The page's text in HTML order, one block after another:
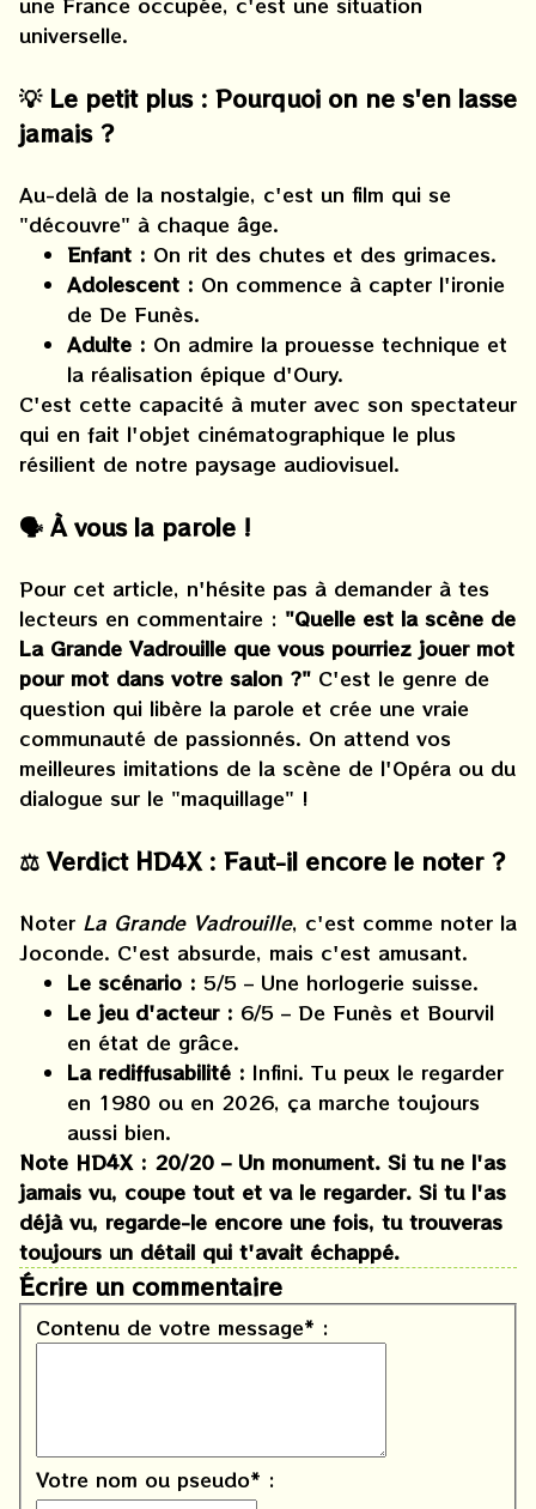
universelle.
💡 Le petit plus : Pourquoi on ne s'en lasse
jamais ?
Au-delà de la nostalgie, c'est un film qui se
"découvre" à chaque âge.
Enfant : On rit des chutes et des grimaces.
Adolescent : On commence à capter l'ironie
de De Funès.
Adulte : On admire la prouesse technique et
la réalisation épique d'Oury.
C'est cette capacité à muter avec son spectateur
qui en fait l'objet cinématographique le plus
résilient de notre paysage audiovisuel.
🗣️ À vous la parole !
Pour cet article, n'hésite pas à demander à tes
lecteurs en commentaire : "Quelle est la scène de
La Grande Vadrouille que vous pourriez jouer mot
pour mot dans votre salon ?" C'est le genre de
question qui libère la parole et crée une vraie
communauté de passionnés. On attend vos
meilleures imitations de la scène de l'Opéra ou du
dialogue sur le "maquillage" !
⚖️ Verdict HD4X : Faut-il encore le noter ?
Noter La Grande Vadrouille, c'est comme noter la
Joconde. C'est absurde, mais c'est amusant.
Le scénario : 5/5 – Une horlogerie suisse.
Le jeu d'acteur : 6/5 – De Funès et Bourvil
en état de grâce.
La rediffusabilité : Infini. Tu peux le regarder
en 1980 ou en 2026, ça marche toujours
aussi bien.
Note HD4X : 20/20 – Un monument. Si tu ne l'as
jamais vu, coupe tout et va le regarder. Si tu l'as
déjà vu, regarde-le encore une fois, tu trouveras
toujours un détail qui t'avait échappé.
Écrire un commentaire
Contenu de votre message* :
Votre nom ou pseudo* :